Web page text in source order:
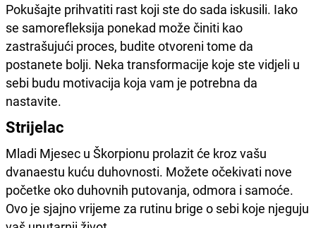
Pokušajte prihvatiti rast koji ste do sada iskusili. Iako
se samorefleksija ponekad može činiti kao
zastrašujući proces, budite otvoreni tome da
postanete bolji. Neka transformacije koje ste vidjeli u
sebi budu motivacija koja vam je potrebna da
nastavite.
Strijelac
Mladi Mjesec u Škorpionu prolazit će kroz vašu
dvanaestu kuću duhovnosti. Možete očekivati nove
početke oko duhovnih putovanja, odmora i samoće.
Ovo je sjajno vrijeme za rutinu brige o sebi koje njeguju